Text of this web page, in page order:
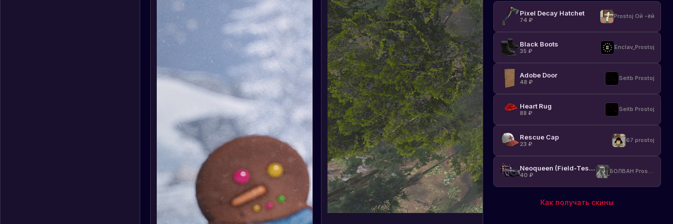
Pixel Decay Hatchet
74 ₽
Prostoj Ой -ёй
Black Boots
35 ₽
Enclav_Prostoj
Adobe Door
48 ₽
Seitb Prostoj
Heart Rug
88 ₽
Seitb Prostoj
Rescue Cap
23 ₽
67 prostoj
Neoqueen (Field-Tested)
40 ₽
БОЛВАН Prostoj
Как получать скины